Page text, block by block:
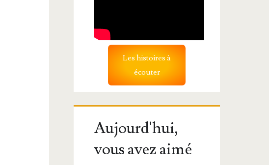
Les histoires à
écouter
Aujourd'hui,
vous avez aimé